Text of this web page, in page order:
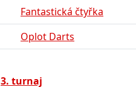
Fantastická čtyřka
Oplot Darts
3. turnaj